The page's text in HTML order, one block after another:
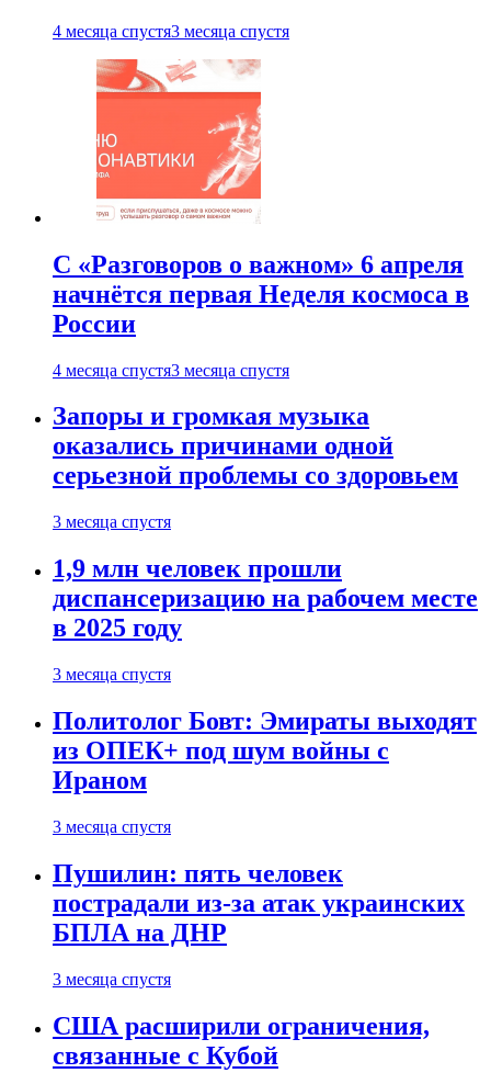
4 месяца спустя3 месяца спустя
С «Разговоров о важном» 6 апреля
начнётся первая Неделя космоса в
России
4 месяца спустя3 месяца спустя
Запоры и громкая музыка
оказались причинами одной
серьезной проблемы со здоровьем
3 месяца спустя
1,9 млн человек прошли
диспансеризацию на рабочем месте
в 2025 году
3 месяца спустя
Политолог Бовт: Эмираты выходят
из ОПЕК+ под шум войны с
Ираном
3 месяца спустя
Пушилин: пять человек
пострадали из-за атак украинских
БПЛА на ДНР
3 месяца спустя
США расширили ограничения,
связанные с Кубой